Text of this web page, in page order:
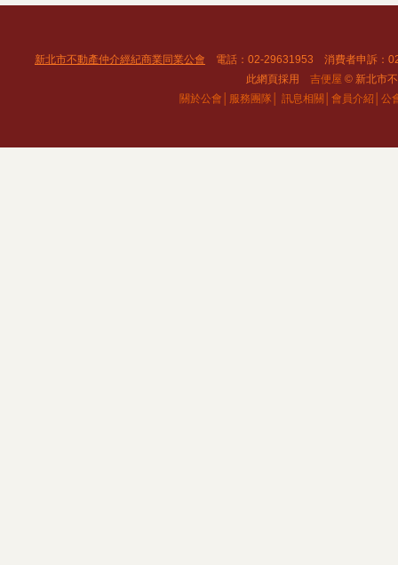
新北市不動產仲介經紀商業同業公會 電話：02-29631953 消費者申訴：
此網頁採用 吉便屋 © 新北市
關於公會│ 服務團隊│ 訊息相關│ 會員介紹│ 公